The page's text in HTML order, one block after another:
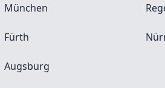
München
Fürth
Augsburg